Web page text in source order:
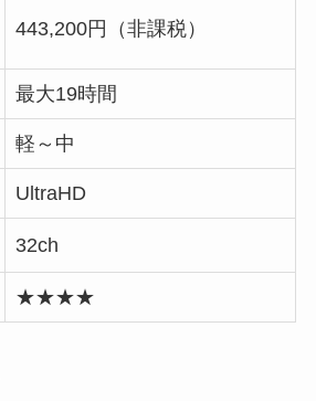
443,200円（非課税）
最大19時間
軽～中
UltraHD
32ch
★★★★